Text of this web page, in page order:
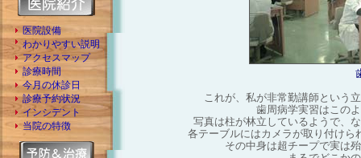
医院設備
わかりやすい説明
アクセスマップ
診療時間
今月の休診日
診療予約状況
インシデント
当院の特徴
これが、私が非常勤講師という
歯周病学実習はこの
写真は柱が林立しているようで、
各テーブルにはカメラが取り付け
その中身は超チープで実は